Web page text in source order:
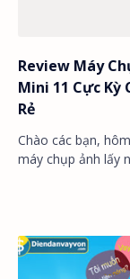
Review Máy
Mini 11 Cực Kỳ
Rẻ
Chào các bạn, hôm nay
máy chụp ảnh lấy